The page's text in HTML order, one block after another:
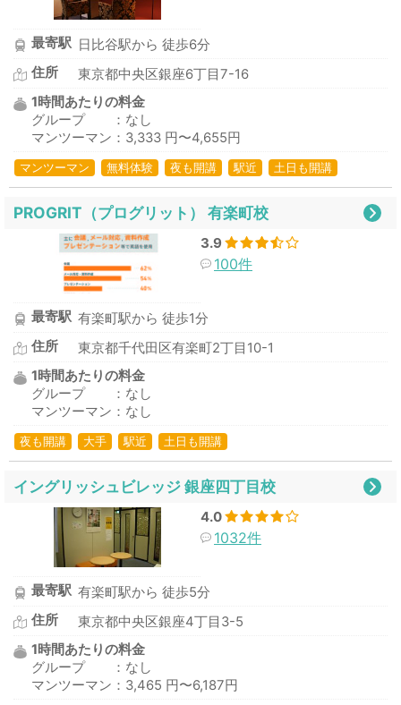
最寄駅 日比谷駅から 徒歩6分
住所
東京都中央区銀座6丁目7-16
1時間あたりの料金
グループ ：なし
マンツーマン：3,333 円〜4,655円
マンツーマン 無料体験 夜も開講 駅近 土日も開講
PROGRIT（プログリット） 有楽町校
3.9
100件
最寄駅 有楽町駅から 徒歩1分
住所
東京都千代田区有楽町2丁目10-1
1時間あたりの料金
グループ ：なし
マンツーマン：なし
夜も開講 大手 駅近 土日も開講
イングリッシュビレッジ 銀座四丁目校
4.0
1032件
最寄駅 有楽町駅から 徒歩5分
住所
東京都中央区銀座4丁目3-5
1時間あたりの料金
グループ ：なし
マンツーマン：3,465 円〜6,187円